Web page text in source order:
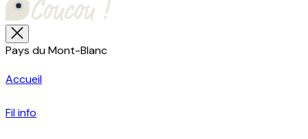
Pays du Mont-Blanc
Accueil
Fil info